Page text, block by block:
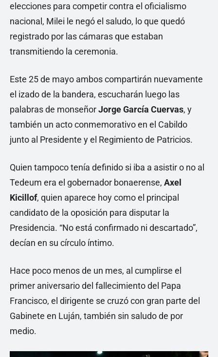
elecciones para competir contra el oficialismo
nacional, Milei le negó el saludo, lo que quedó
registrado por las cámaras que estaban
transmitiendo la ceremonia.
Este 25 de mayo ambos compartirán nuevamente
el izado de la bandera, escucharán luego las
palabras de monseñorJorge García Cuervas, y
también un acto conmemorativo en el Cabildo
junto al Presidente y el Regimiento de Patricios.
Quien tampoco tenía definido si iba a asistir o no al
Tedeum era el gobernador bonaerense, Axel
Kicillof, quien aparece hoy como el principal
candidato de la oposición para disputar la
Presidencia. “No está confirmado ni descartado”,
decían en su círculo íntimo.
Hace poco menos de un mes, al cumplirse el
primer aniversario del fallecimiento del Papa
Francisco, el dirigente se cruzó con gran parte del
Gabinete en Luján, también sin saludo de por
medio.